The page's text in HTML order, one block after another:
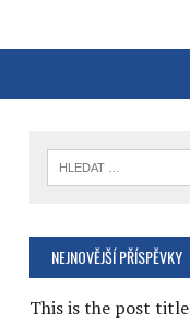
NEJNOVĚJŠÍ PŘÍSPĚVKY
This is the post title